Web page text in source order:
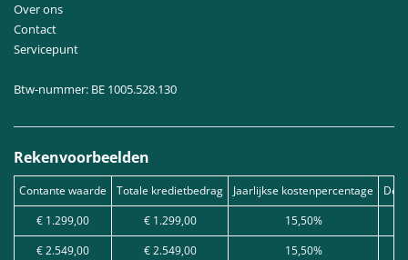
Over ons
Contact
Servicepunt
Btw-nummer: BE 1005.528.130
Rekenvoorbeelden
Contante waarde Totale kredietbedrag Jaarlijkse kostenpercentage
€ 1.299,00
€ 1.299,00
15,50%
€ 2.549,00
€ 2.549,00 15,50%